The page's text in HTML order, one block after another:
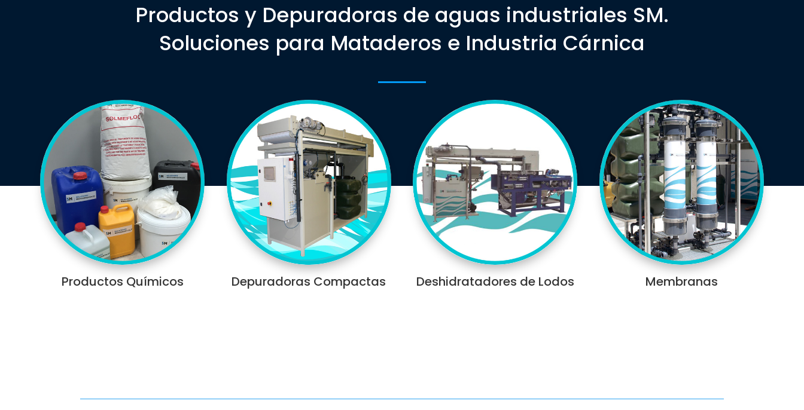
Productos y Depuradoras de aguas industriales SM.
Soluciones para Mataderos e Industria Cárnica
Productos Químicos Depuradoras Compactas Deshidratadores de Lodos Membranas